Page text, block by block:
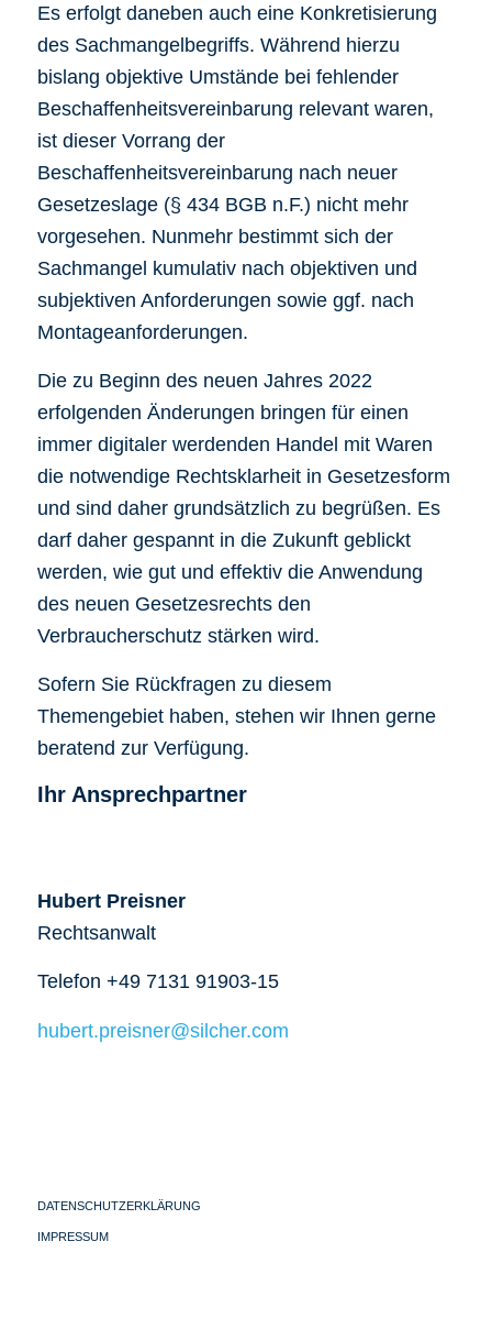
Es erfolgt daneben auch eine Konkretisierung
des Sachmangelbegriffs. Während hierzu
bislang objektive Umstände bei fehlender
Beschaffenheitsvereinbarung relevant waren,
ist dieser Vorrang der
Beschaffenheitsvereinbarung nach neuer
Gesetzeslage (§ 434 BGB n.F.) nicht mehr
vorgesehen. Nunmehr bestimmt sich der
Sachmangel kumulativ nach objektiven und
subjektiven Anforderungen sowie ggf. nach
Montageanforderungen.
Die zu Beginn des neuen Jahres 2022
erfolgenden Änderungen bringen für einen
immer digitaler werdenden Handel mit Waren
die notwendige Rechtsklarheit in Gesetzesform
und sind daher grundsätzlich zu begrüßen. Es
darf daher gespannt in die Zukunft geblickt
werden, wie gut und effektiv die Anwendung
des neuen Gesetzesrechts den
Verbraucherschutz stärken wird.
Sofern Sie Rückfragen zu diesem
Themengebiet haben, stehen wir Ihnen gerne
beratend zur Verfügung.
Ihr Ansprechpartner
Hubert Preisner
Rechtsanwalt
Telefon +49 7131 91903-15
hubert.preisner@silcher.com
DATENSCHUTZERKLÄRUNG
IMPRESSUM